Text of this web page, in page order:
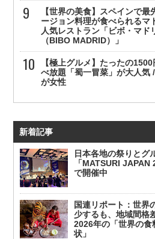
【世界の美食】スペインで最
ージョン料理が食べられるマ
人気レストラン「ビボ・マド
（BIBO MADRID）」
【極上グルメ】たったの
べ放題「蜀一冒菜」が大人気
が女性
新着記事
日本各地の祭りとグ
「MATSURI
で開催中
国連リポート：世界
少するも、地域間格
2026年の「世界の
状」